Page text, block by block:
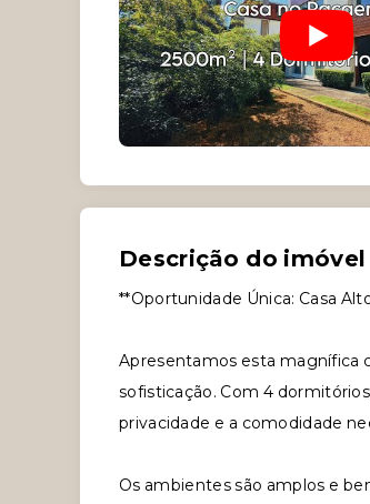
Descrição do imóvel
**Oportunidade Única: Casa
Apresentamos esta magnífica
sofisticação. Com 4
privacidade e a comodidade
Os ambientes são amplos e